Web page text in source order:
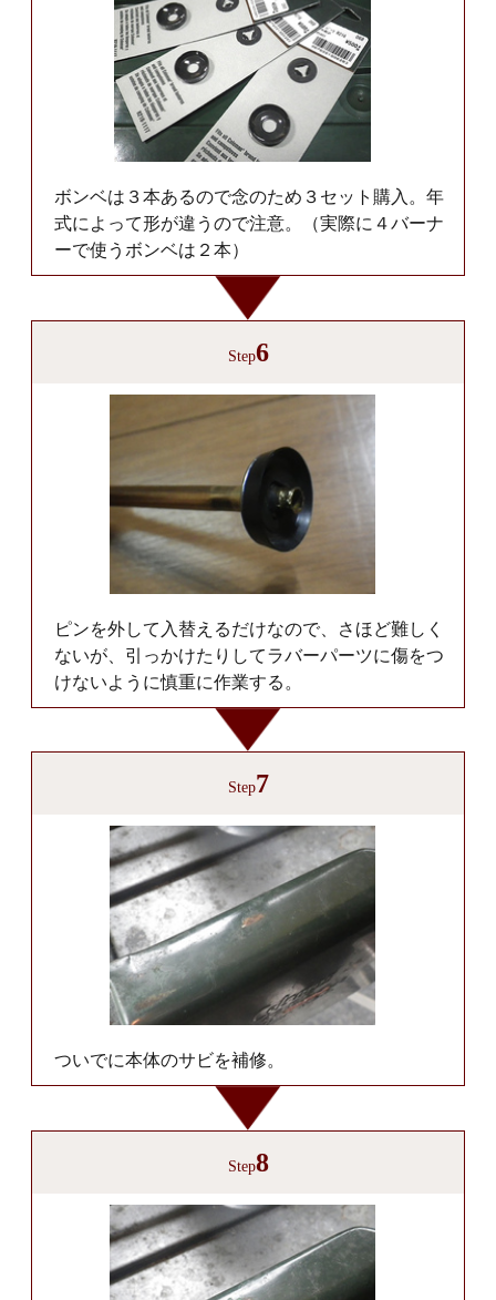
ボンベは３本あるので念のため３セット購入。年
式によって形が違うので注意。（実際に４バーナ
ーで使うボンベは２本）
Step6
ピンを外して入替えるだけなので、さほど難しく
ないが、引っかけたりしてラバーパーツに傷をつ
けないように慎重に作業する。
Step7
ついでに本体のサビを補修。
Step8